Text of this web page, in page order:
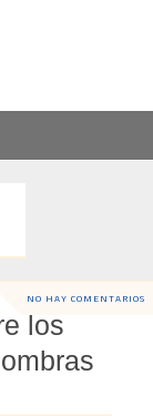
NO HAY COMENTARIOS
los